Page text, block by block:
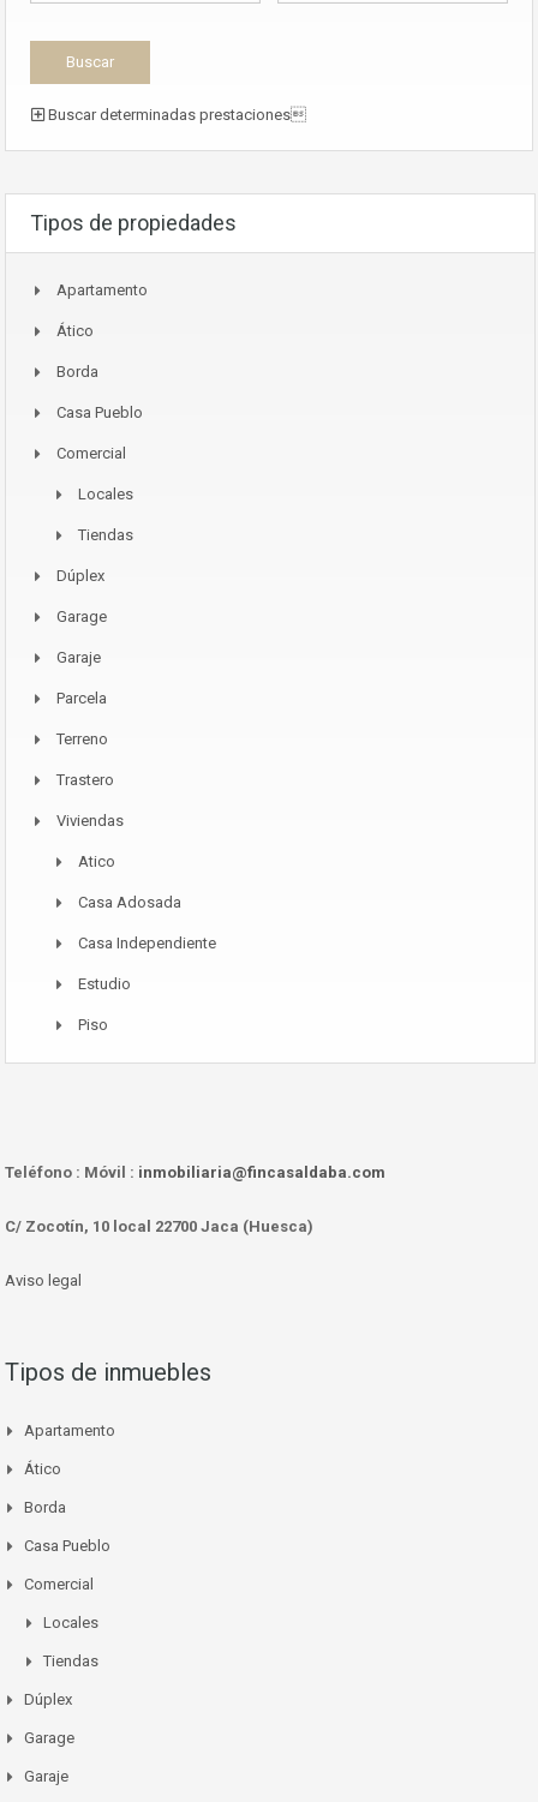
Buscar determinadas prestaciones
Tipos de propiedades
Apartamento
Ático
Borda
Casa Pueblo
Comercial
Locales
Tiendas
Dúplex
Garage
Garaje
Parcela
Terreno
Trastero
Viviendas
Atico
Casa Adosada
Casa Independiente
Estudio
Piso
Teléfono : Móvil : inmobiliaria@fincasaldaba.com
C/ Zocotín, 10 local 22700 Jaca (Huesca)
Aviso legal
Tipos de inmuebles
Apartamento
Ático
Borda
Casa Pueblo
Comercial
Locales
Tiendas
Dúplex
Garage
Garaje